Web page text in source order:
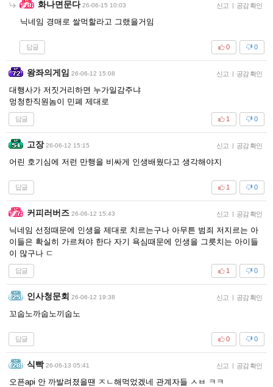
화나면문다 26-06-15 10:03 신고 | 공감 확인
닉네임 경매로 쌀먹할라고 그랬을거임
답글 0
0
왕좌의게임 26-06-12 15:08 신고 | 공감 확인
대행사가 저짓거리하면 누가일감주냐
멍청한직원놈이 민폐 제대로
답글 0
1
고장 26-06-12 15:15 신고 | 공감 확인
어린 호기심에 저런 만행을 비싸게 인생배웠다고 생각해야지
답글 0
1
커피러버즈 26-06-12 15:43 신고 | 공감 확인
닉네임 선정때문에 인생을 제대로 치르는구나 아무튼 범죄 저지르는 아
이들은 확실히 가르쳐야 한다 자기 욕심때문에 인생을 그릇치는 아이들
이 많구나 ㄷ
답글 0
1
인사청문회 26-06-12 19:38 신고 | 공감 확인
꼬숩노까숩노끼숩노
답글 0
0
식빡 26-06-13 05:41 신고 | 공감 확인
오픈api 안 까발려졌을땐 ㅈㄴ해먹었겠네 관계자들 ㅅㅂ ㅋㅋ